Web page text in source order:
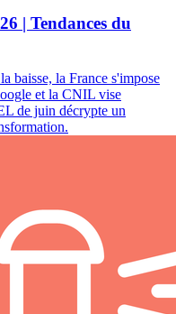
| Tendances du
baisse, la France s'impose
et la CNIL vise
de juin décrypte un